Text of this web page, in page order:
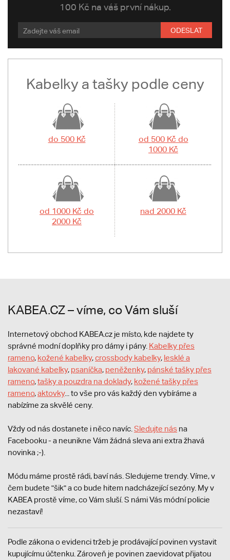
100 Kč na váš první nákup.
ODESLAT
Kabelky a tašky podle ceny
do 500 Kč
od 500 Kč do
1000 Kč
od 1000 Kč do
2000 Kč
nad 2000 Kč
KABEA.CZ – víme, co Vám sluší
Internetový obchod KABEA.cz je místo, kde najdete ty
správné modní doplňky pro dámy i pány. Kabelky přes
rameno, kožené kabelky,crossbody kabelky, lesklé a
lakované kabelky, psaníčka, peněženky, pánské tašky přes
rameno,tašky a pouzdra na doklady, kožené tašky přes
rameno,aktovky... to vše pro vás každý den vybíráme a
nabízíme za skvělé ceny.
Vždy od nás dostanete i něco navíc. Sledujte nás na
Facebooku - a neunikne Vám žádná sleva ani extra žhavá
novinka ;-).
Módu máme prostě rádi, baví nás. Sledujeme trendy. Víme, v
čem budete "šik" a co bude hitem nadcházející sezóny. My v
KABEA prostě víme, co Vám sluší. S námi Vás módní policie
nezastaví!
Podle zákona o evidenci tržeb je prodávající povinen vystavit
kupujícímu účtenku. Zároveň je povinen zaevidovat přijatou